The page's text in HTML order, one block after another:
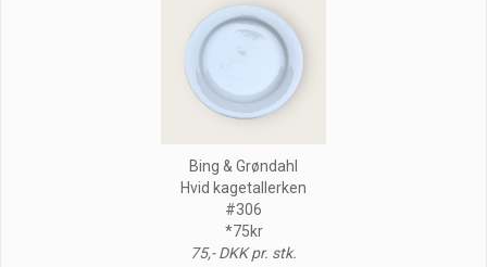
Bing & Grøndahl
Hvid kagetallerken
#306
*75kr
75,- DKK pr. stk.